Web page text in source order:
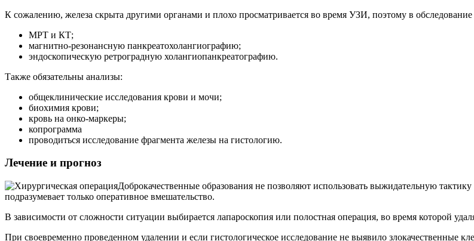
К сожалению, железа скрыта другими органами и плохо просматривается во время УЗИ, поэтому в
МРТ и КТ;
магнитно-резонансную панкреатохолангиографию;
эндоскопическую ретроградную холангиопанкреатографию.
Также обязательны анализы:
общеклинические исследования крови и мочи;
биохимия крови;
кровь на онко-маркеры;
копрограмма
проводиться исследование фрагмента железы на гистологию.
Лечение и прогноз
Доброкачественные образования не позволяют использовать выжидательную
подразумевает только оперативное вмешательство.
В зависимости от сложности ситуации выбирается лапароскопия или полостная операция, во время которой
При своевременно проведенном удалении и если гистологическое исследование не выявило злокачественные